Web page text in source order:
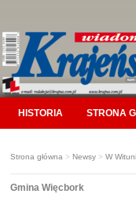
HISTORIA STRONA
Strona główna > Newsy > W
Gmina Więcbork